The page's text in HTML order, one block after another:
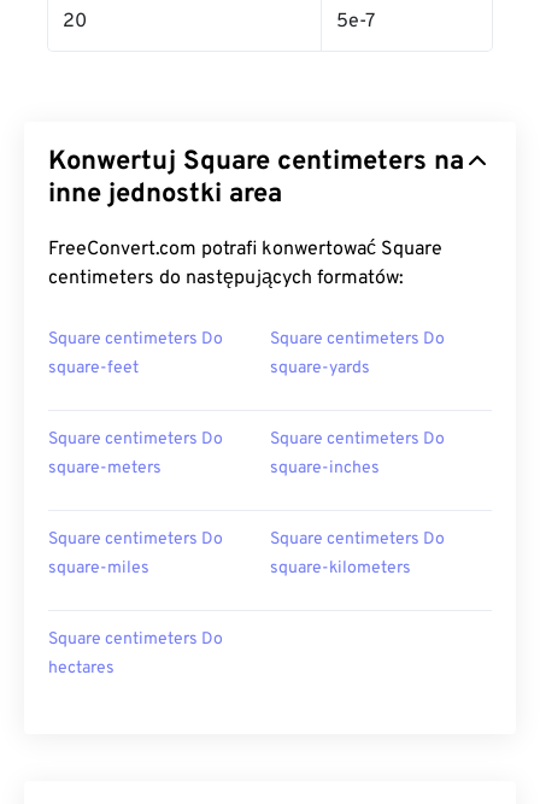
20 5e-7
Konwertuj Square centimeters na
inne jednostki area
FreeConvert.com potrafi konwertować Square
centimeters do następujących formatów:
Square centimeters Do
square-feet
Square centimeters Do
square-yards
Square centimeters Do
square-meters
Square centimeters Do
square-inches
Square centimeters Do
square-miles
Square centimeters Do
square-kilometers
Square centimeters Do
hectares